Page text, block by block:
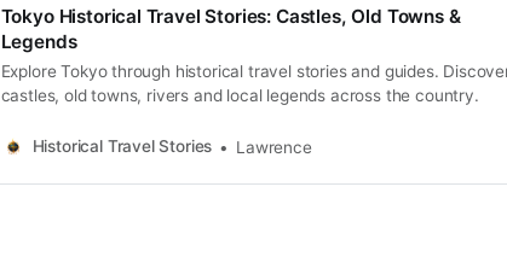
Tokyo Historical Travel Stories: Castles, Old Towns &
Legends
Explore Tokyo through historical travel stories and guides.
castles, old towns, rivers and local legends across the country.
Historical Travel Stories Lawrence